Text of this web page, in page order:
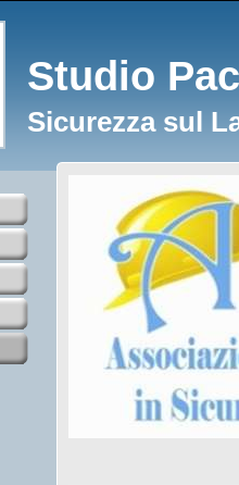
Studio
Sicurezza sul